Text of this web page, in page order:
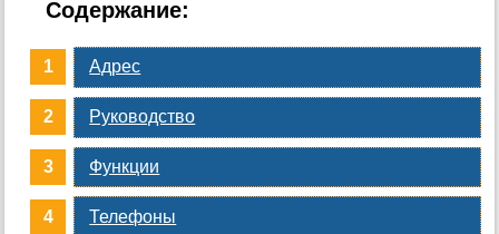
Содержание:
Адрес
Руководство
Функции
Телефоны